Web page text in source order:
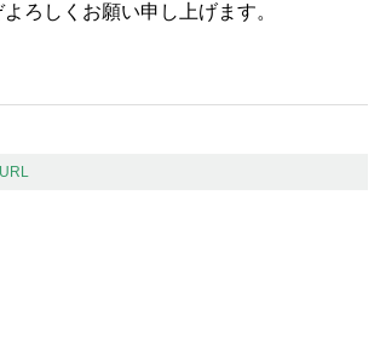
ろしくお願い申し上げます。